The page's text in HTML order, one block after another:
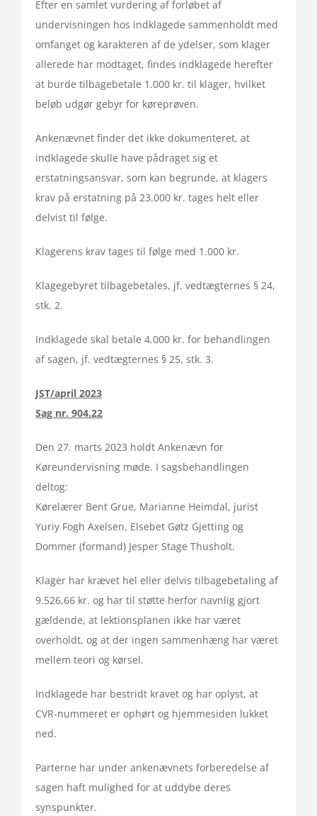
Efter en samlet vurdering af forløbet af
undervisningen hos indklagede sammenholdt med
omfanget og karakteren af de ydelser, som klager
allerede har modtaget, findes indklagede herefter
at burde tilbagebetale 1.000 kr. til klager, hvilket
beløb udgør gebyr for køreprøven.
Ankenævnet finder det ikke dokumenteret, at
indklagede skulle have pådraget sig et
erstatningsansvar, som kan begrunde, at klagers
krav på erstatning på 23.000 kr. tages helt eller
delvist til følge.
Klagerens krav tages til følge med 1.000 kr.
Klagegebyret tilbagebetales, jf. vedtægternes § 24,
stk. 2.
Indklagede skal betale 4.000 kr. for behandlingen
af sagen, jf. vedtægternes § 25, stk. 3.
JST/april 2023
Sag nr. 904.22
Den 27. marts 2023 holdt Ankenævn for
Køreundervisning møde. I sagsbehandlingen
deltog:
Kørelærer Bent Grue, Marianne Heimdal, jurist
Yuriy Fogh Axelsen, Elsebet Gøtz Gjetting og
Dommer (formand) Jesper Stage Thusholt.
Klager har krævet hel eller delvis tilbagebetaling af
9.526,66 kr. og har til støtte herfor navnlig gjort
gældende, at lektionsplanen ikke har været
overholdt, og at der ingen sammenhæng har været
mellem teori og kørsel.
Indklagede har bestridt kravet og har oplyst, at
CVR-nummeret er ophørt og hjemmesiden lukket
ned.
Parterne har under ankenævnets forberedelse af
sagen haft mulighed for at uddybe deres
synspunkter.